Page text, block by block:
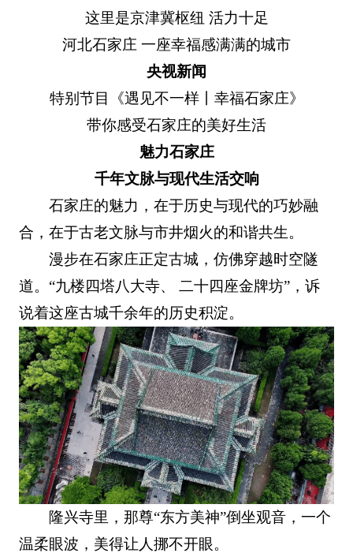
这里是京津冀枢纽 活力十足
河北石家庄 一座幸福感满满的城市
央视新闻
特别节目《遇见不一样丨幸福石家庄》
带你感受石家庄的美好生活
魅力石家庄
千年文脉与现代生活交响
石家庄的魅力，在于历史与现代的巧妙融
合，在于古老文脉与市井烟火的和谐共生。
漫步在石家庄正定古城，仿佛穿越时空隧
道。“九楼四塔八大寺、 二十四座金牌坊”，诉
说着这座古城千余年的历史积淀。
隆兴寺里，那尊“东方美神”倒坐观音，一个
温柔眼波，美得让人挪不开眼。